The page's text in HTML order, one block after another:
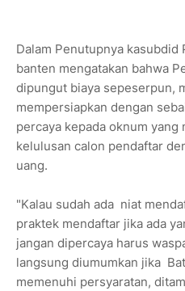
Dalam Penutupnya kasubdid
banten mengatakan bahwa
dipungut biaya sepeserpun,
mempersiapkan dengan
percaya kepada oknum
kelulusan calon pendaftar
uang.
"Kalau sudah ada niat
praktek mendaftar jika ada
jangan dipercaya harus
langsung diumumkan jika
memenuhi persyaratan,